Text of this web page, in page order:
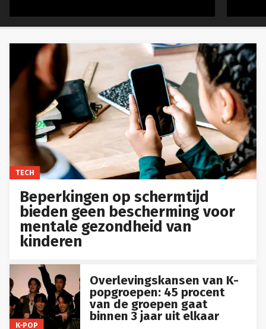
TECH
Beperkingen op schermtijd
bieden geen bescherming voor
mentale gezondheid van
kinderen
K-POP
Overlevingskansen van K-
popgroepen: 45 procent
van de groepen gaat
binnen 3 jaar uit elkaar